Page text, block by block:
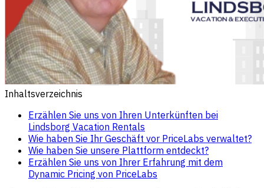
Inhaltsverzeichnis
Erzählen Sie uns von Ihren Unterkünften bei
Lindsborg Vacation Rentals
Wie haben Sie Ihr Geschäft vor PriceLabs verwaltet?
Wie haben Sie unsere Plattform entdeckt?
Erzählen Sie uns von Ihrer Erfahrung mit dem
Dynamic Pricing von PriceLabs